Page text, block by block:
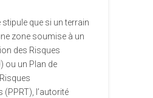
stipule que si un terrain
zone soumise à un
des Risques
ou un Plan de
l’autorité